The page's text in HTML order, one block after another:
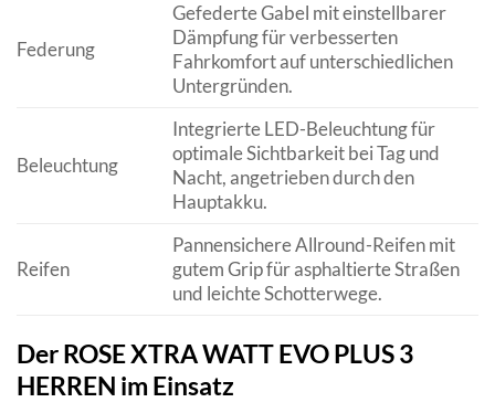
Federung
Gefederte Gabel mit einstellbarer
Dämpfung für verbesserten
Fahrkomfort auf unterschiedlichen
Untergründen.
Beleuchtung
Integrierte LED-Beleuchtung für
optimale Sichtbarkeit bei Tag und
Nacht, angetrieben durch den
Hauptakku.
Reifen
Pannensichere Allround-Reifen mit
gutem Grip für asphaltierte Straßen
und leichte Schotterwege.
Der ROSE XTRA WATT EVO PLUS 3
HERREN im Einsatz